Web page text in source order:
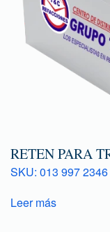
RETEN PARA
SKU: 013 997 2346
Leer más